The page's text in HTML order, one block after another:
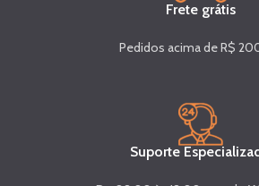
Frete grátis
Pedidos acima de R$
Suporte